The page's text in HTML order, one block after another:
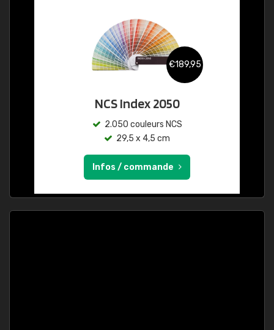
€189,95
NCS Index 2050
2.050 couleurs NCS
29,5 x 4,5 cm
Infos / commande